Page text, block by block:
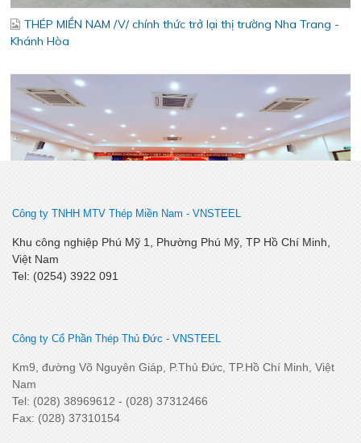
SSCV tăng cường kết nối, phát triển tiêu thụ tại thị trường
Miền Tây Nam Bộ
Công ty TNHH MTV Thép Miền Nam - VNSTEEL
Khu công nghiệp Phú Mỹ 1, Phường Phú Mỹ, TP Hồ Chí Minh,
Việt Nam
Tel: (0254) 3922 091
Công ty Cổ Phần Thép Thủ Đức - VNSTEEL
Km9, đường Võ Nguyên Giáp, P.Thủ Đức, TP.Hồ Chí Minh, Việt
Nam
Tel: (028) 38969612 - (028) 37312466
Fax: (028) 37310154